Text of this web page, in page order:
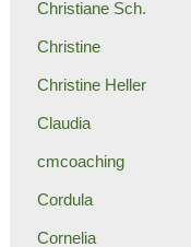
Christiane Sch.
Christine
Christine Heller
Claudia
cmcoaching
Cordula
Cornelia